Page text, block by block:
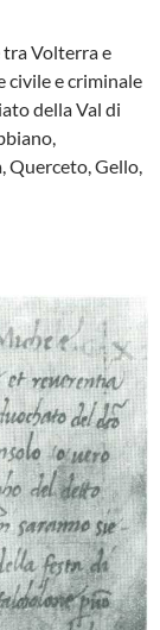
tra Volterra e
civi­le e criminale
della Val di
Querceto, Gello,